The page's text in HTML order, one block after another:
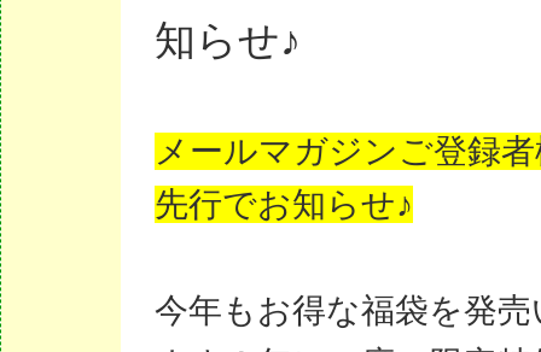
知らせ♪
メールマガジンご登録
先行でお知らせ♪
今年もお得な福袋を発